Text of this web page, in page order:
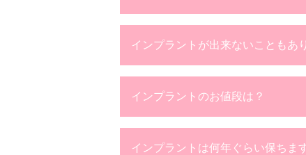
インプラントが出来ないこともあ
インプラントのお値段は？
インプラントは何年ぐらい保ちま